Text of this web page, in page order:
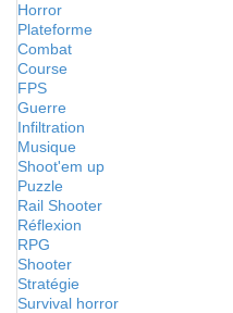
Horror
Plateforme
Combat
Course
FPS
Guerre
Infiltration
Musique
Shoot'em up
Puzzle
Rail Shooter
Réflexion
RPG
Shooter
Stratégie
Survival horror